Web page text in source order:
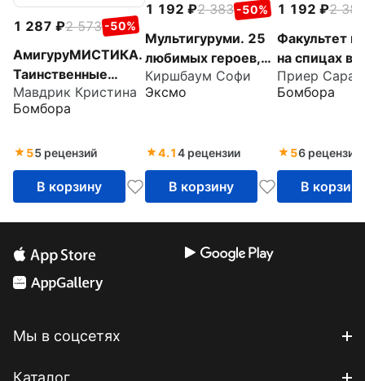
1 287 2 573 -50%
АмигуруМИСТИКА.
Таинственные
обитатели
параллельной
связанные крючком
Мавдрик Кристина
Бомбора
55 рецензий
В корзину
1 192 2 383 -50%
Мультигуруми. 25
любимых героев,
связанных крючком
Киршбаум Софи
Эксмо
4.14 рецензии
В корзину
1 192
2 383
Факультет
на спицах в
"Хогвартс".
Магические
Поттера
Приер Сара
Бомбора
56 рецензий
В корзину
Мы в соцсетях